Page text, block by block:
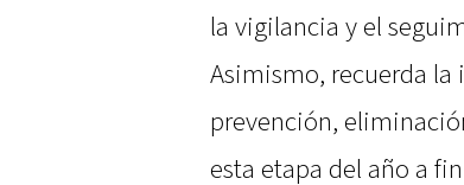
la vigilancia y el
Asimismo, recuerda
prevención,
esta etapa del año a